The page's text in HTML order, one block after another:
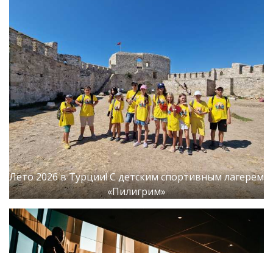
Лето 2026 в Турции! С детским спортивным лагерем
«Пилигрим»